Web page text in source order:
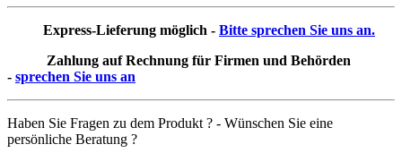
Express-Lieferung möglich - Bitte sprechen Sie uns an.
Zahlung auf Rechnung für Firmen und Behörden
- sprechen Sie uns an
Haben Sie Fragen zu dem Produkt ? - Wünschen Sie eine
persönliche Beratung ?